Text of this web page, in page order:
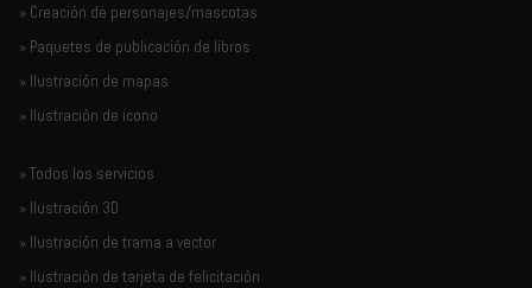
» Creación de personajes/mascotas
» Paquetes de publicación de libros
» Ilustración de mapas
» Ilustración de icono
» Todos los servicios
» Ilustración 3D
» Ilustración de trama a vector
» Ilustración de tarjeta de felicitación